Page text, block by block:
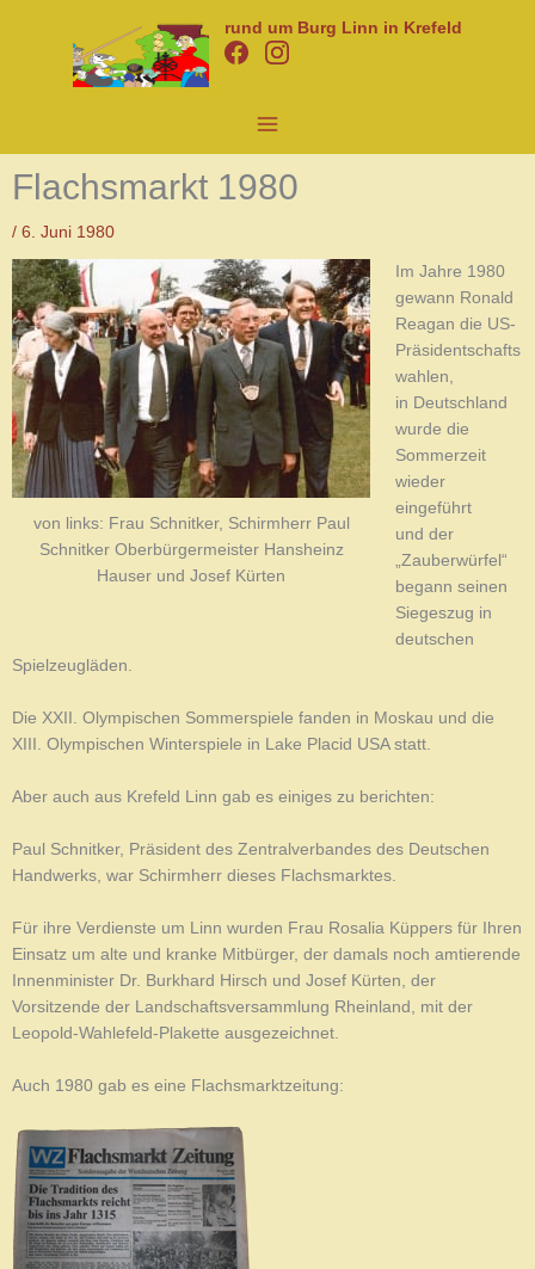
rund um Burg Linn in Krefeld
Flachsmarkt 1980
/ 6. Juni 1980
von links: Frau Schnitker, Schirmherr Paul
Schnitker Oberbürgermeister Hansheinz
Hauser und Josef Kürten
Im Jahre 1980
gewann Ronald
Reagan die US-
Präsidentschafts
wahlen,
in Deutschland
wurde die
Sommerzeit
wieder
eingeführt
und der
„Zauberwürfel“
begann seinen
Siegeszug in
deutschen
Spielzeugläden.
Die XXII. Olympischen Sommerspiele fanden in Moskau und die
XIII. Olympischen Winterspiele in Lake Placid USA statt.
Aber auch aus Krefeld Linn gab es einiges zu berichten:
Paul Schnitker, Präsident des Zentralverbandes des Deutschen
Handwerks, war Schirmherr dieses Flachsmarktes.
Für ihre Verdienste um Linn wurden Frau Rosalia Küppers für Ihren
Einsatz um alte und kranke Mitbürger, der damals noch amtierende
Innenminister Dr. Burkhard Hirsch und Josef Kürten, der
Vorsitzende der Landschaftsversammlung Rheinland, mit der
Leopold-Wahlefeld-Plakette ausgezeichnet.
Auch 1980 gab es eine Flachsmarktzeitung: